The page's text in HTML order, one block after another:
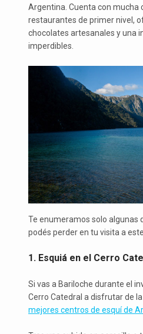
Argentina. Cuenta con mucha
restaurantes de primer nivel,
chocolates artesanales y una
imperdibles.
Te enumeramos solo algunas
podés perder en tu visita a
1. Esquiá en el Cerro
Si vas a Bariloche durante el
Cerro Catedral a disfrutar de
mejores centros de esquí de